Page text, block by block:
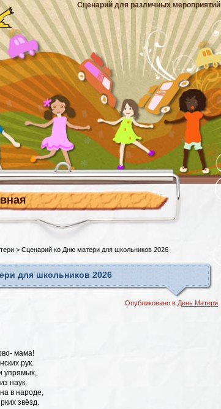
Сценарий для различных мероприятий
> Сценарий ко Дню матери для школьников 2026
для школьников 2026
Опубликовано в День Матери
мама!
рук.
упрямых,
наук.
в народе,
звёзд.